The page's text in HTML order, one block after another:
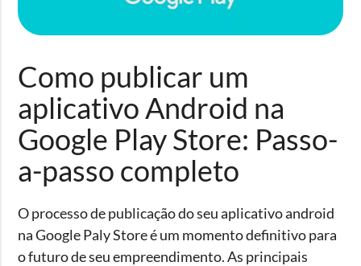
Como publicar um
aplicativo Android na
Google Play Store: Passo-
a-passo completo
O processo de publicação do seu aplicativo android
na Google Paly Store é um momento definitivo para
o futuro de seu empreendimento. As principais